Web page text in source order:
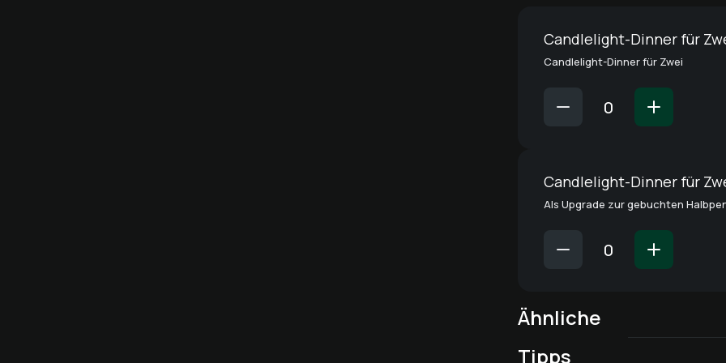
Candlelight-Dinner für
Candlelight-Dinner für Zwei
Candlelight-Dinner für
Als Upgrade zur gebuchten
Ähnliche
Tipps
Eine Bubble für Verliebte
Bubble Tent zum